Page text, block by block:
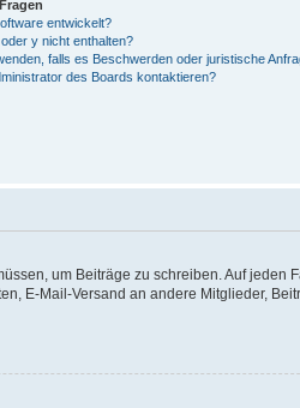
entwickelt?
y nicht enthalten?
falls es Beschwerden oder juristische
des Boards kontaktieren?
um Beiträge zu schreiben. Auf jeden
E-Mail-Versand an andere Mitglieder,